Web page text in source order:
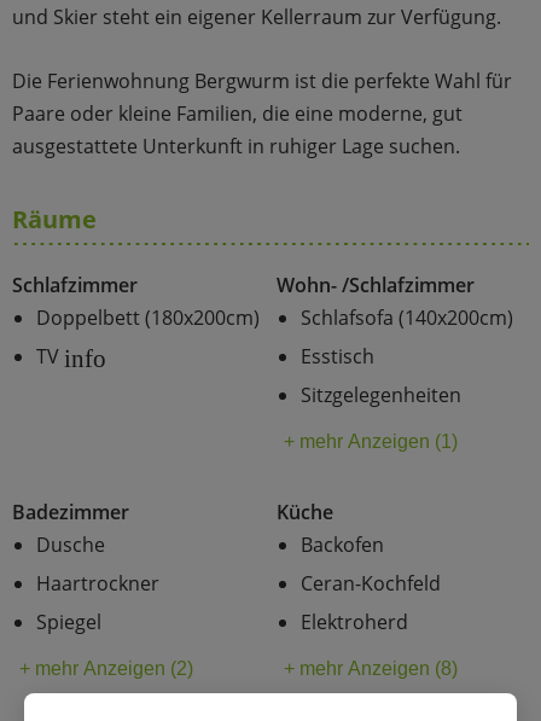
und Skier steht ein eigener Kellerraum zur Verfügung.
Die Ferienwohnung Bergwurm ist die perfekte Wahl für
Paare oder kleine Familien, die eine moderne, gut
ausgestattete Unterkunft in ruhiger Lage suchen.
Räume
Schlafzimmer
Doppelbett (180x200cm)
TV info
Wohn- /Schlafzimmer
Schlafsofa (140x200cm)
Esstisch
Sitzgelegenheiten
+ mehr Anzeigen (1)
Badezimmer
Dusche
Haartrockner
Spiegel
+ mehr Anzeigen (2)
Küche
Backofen
Ceran-Kochfeld
Elektroherd
+ mehr Anzeigen (8)